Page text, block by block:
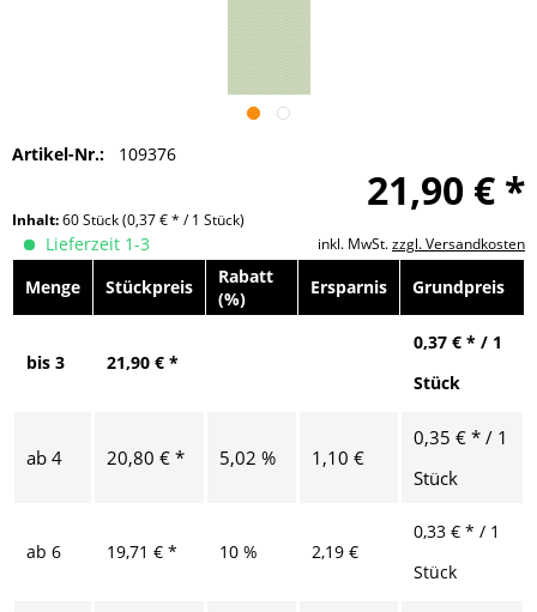
Artikel-Nr.: 109376
21,90 € *
Inhalt:60 Stück(0,37 € * / 1 Stück)
inkl. MwSt.zzgl. Versandkosten
Lieferzeit 1-3
Menge
Stückpreis
Rabatt
(%)
Ersparnis Grundpreis
bis 3 21,90 € *
0,37 € * / 1
Stück
ab 4 20,80 € * 5,02 % 1,10 €
0,35 € * / 1
Stück
ab 6 19,71 € * 10 % 2,19 €
0,33 € * / 1
Stück